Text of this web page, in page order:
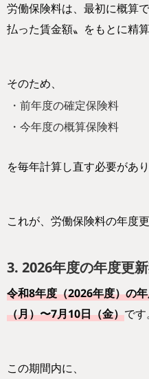
労働保険料は、最初に概算
払った賃金額〟をもとに精算
そのため、
・前年度の確定保険料
・今年度の概算保険料
を毎年計算し直す必要があり
これが、労働保険料の年度更
3. 2026年度の年度更
令和8年度（2026年度）の
（月）〜7月10日（金）です。
この期間内に、